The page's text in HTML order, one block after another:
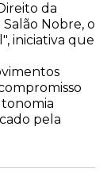
da
Nobre, o
iniciativa que
pela